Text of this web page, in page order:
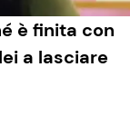
è finita con
a lasciare